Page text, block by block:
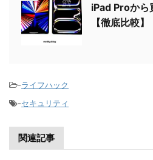
iPad Proから
【徹底比較】
-ライフハック
-セキュリティ
関連記事